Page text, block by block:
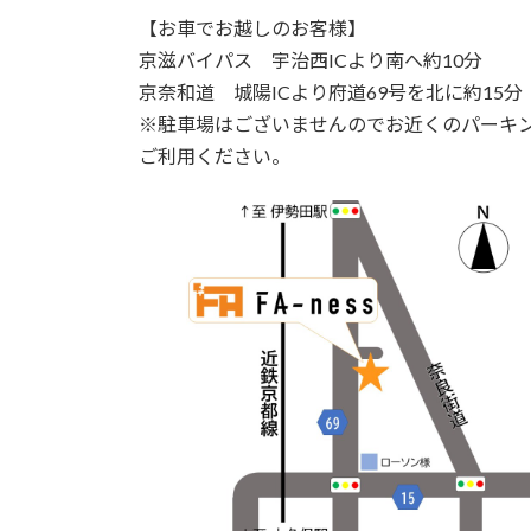
【お車でお越しのお客様】
京滋バイパス 宇治西ICより南へ約10分
京奈和道 城陽ICより府道69号を北に約15分
※駐車場はございませんのでお近くのパーキ
ご利用ください。